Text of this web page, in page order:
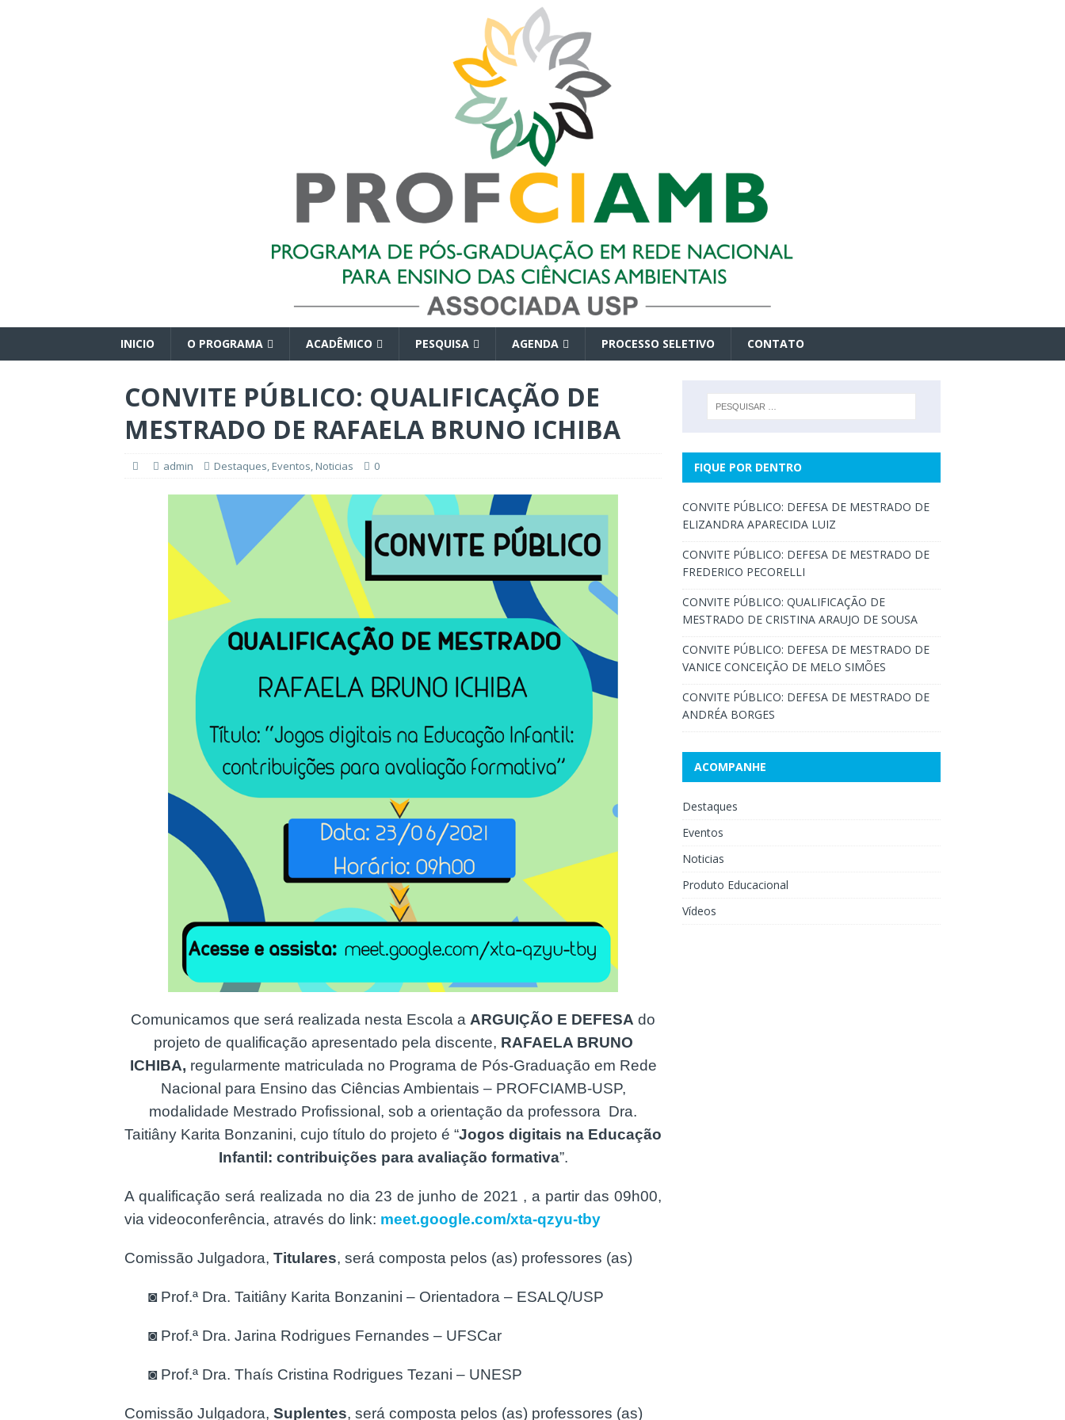
INICIO O PROGRAMA ACADÊMICO PESQUISA AGENDA PROCESSO SELETIVO CONTATO
CONVITE PÚBLICO: QUALIFICAÇÃO DE
MESTRADO DE RAFAELA BRUNO ICHIBA
admin Destaques Eventos Noticias 0
Comunicamos que será realizada nesta Escola aARGUIÇÃO E DEFESAdo
projeto de qualificação apresentado pela discente, RAFAELA BRUNO
ICHIBA, regularmente matriculada no Programa de Pós-Graduação em Rede
Nacional para Ensino das Ciências Ambientais – PROFCIAMB-USP,
modalidade Mestrado Profissional, sob a orientação da professora Dra.
Taitiâny Karita Bonzanini, cujo título do projeto é “Jogos digitais na Educação
Infantil: contribuições para avaliação formativa”.
A qualificação será realizada no dia 23 de junho de 2021 , a partir das 09h00,
via videoconferência, através do link: meet.google.com/xta-qzyu-tby
Comissão Julgadora, Titulares, será composta pelos (as) professores (as)
◙ Prof.ª Dra. Taitiâny Karita Bonzanini – Orientadora – ESALQ/USP
◙ Prof.ª Dra. Jarina Rodrigues Fernandes – UFSCar
◙ Prof.ª Dra. Thaís Cristina Rodrigues Tezani – UNESP
Comissão Julgadora, Suplentes, será composta pelos (as) professores (as)
FIQUE POR DENTRO
CONVITE PÚBLICO: DEFESA DE MESTRADO DE
ELIZANDRA APARECIDA LUIZ
CONVITE PÚBLICO: DEFESA DE MESTRADO DE
FREDERICO PECORELLI
CONVITE PÚBLICO: QUALIFICAÇÃO DE
MESTRADO DE CRISTINA ARAUJO DE SOUSA
CONVITE PÚBLICO: DEFESA DE MESTRADO DE
VANICE CONCEIÇÃO DE MELO SIMÕES
CONVITE PÚBLICO: DEFESA DE MESTRADO DE
ANDRÉA BORGES
ACOMPANHE
Destaques
Eventos
Noticias
Produto Educacional
Vídeos